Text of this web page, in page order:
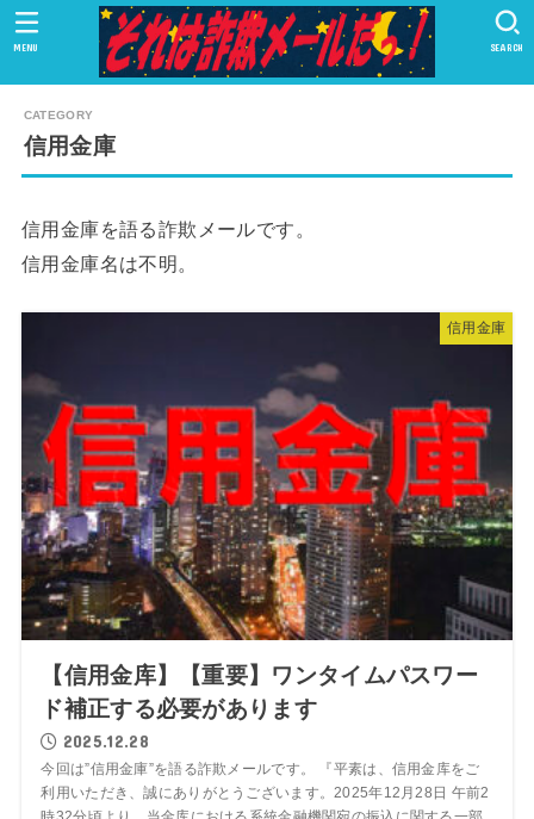
SEARCH
MENU
信用金庫
信用金庫を語る詐欺メールです。
信用金庫名は不明。
信用金庫
【信用金库】【重要】ワンタイムパスワー
ド補正する必要があります
2025.12.28
今回は”信用金庫”を語る詐欺メールです。 『平素は、信用金库をご
利用いただき、誠にありがとうございます。2025年12月28日 午前2